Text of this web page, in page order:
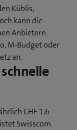
Küblis,
kann die
Anbietern
M-Budget oder
an.
CHF 1.6
Swisscom